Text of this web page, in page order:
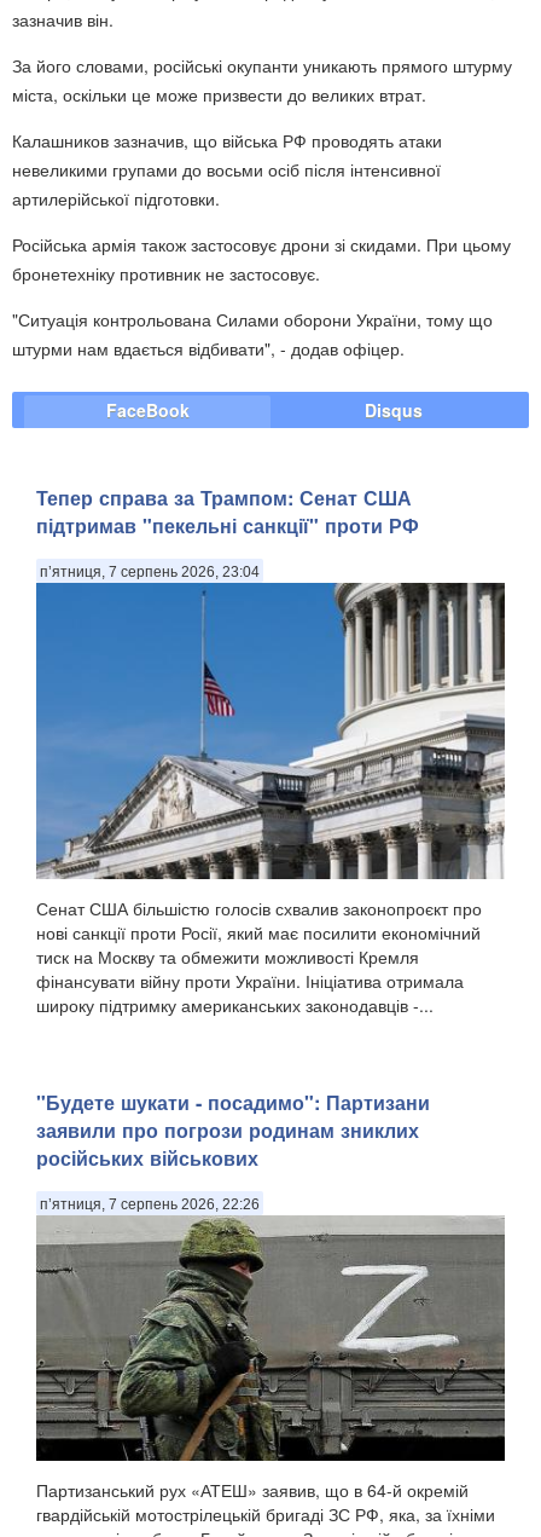
зазначив він.
За його словами, російські окупанти уникають прямого штурму
міста, оскільки це може призвести до великих втрат.
Калашников зазначив, що війська РФ проводять атаки
невеликими групами до восьми осіб після інтенсивної
артилерійської підготовки.
Російська армія також застосовує дрони зі скидами. При цьому
бронетехніку противник не застосовує.
"Ситуація контрольована Силами оборони України, тому що
штурми нам вдається відбивати", - додав офіцер.
FaceBook Disqus
Тепер справа за Трампом: Сенат США
підтримав "пекельні санкції" проти РФ
п’ятниця, 7 серпень 2026, 23:04
Сенат США більшістю голосів схвалив законопроєкт про
нові санкції проти Росії, який має посилити економічний
тиск на Москву та обмежити можливості Кремля
фінансувати війну проти України. Ініціатива отримала
широку підтримку американських законодавців -...
"Будете шукати - посадимо": Партизани
заявили про погрози родинам зниклих
російських військових
п’ятниця, 7 серпень 2026, 22:26
Партизанський рух «АТЕШ» заявив, що в 64-й окремій
гвардійській мотострілецькій бригаді ЗС РФ, яка, за їхніми